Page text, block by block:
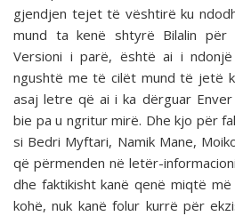
gjendjen tejet të vështirë ku
mund ta kenë shtyrë Bilalin
Versioni i parë, është ai i
ngushtë me të cilët mund të jetë
asaj letre që ai i ka dërguar
bie pa u ngritur mirë. Dhe kjo për
si Bedri Myftari, Namik Mane,
që përmenden në letër-
dhe faktikisht kanë qenë miqtë
kohë, nuk kanë folur kurrë për